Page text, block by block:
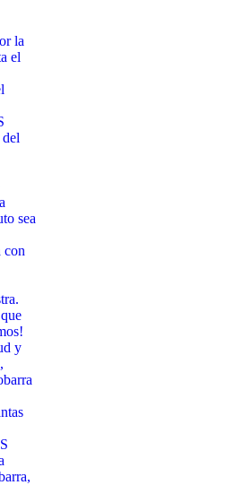
la
el
sea
con
y